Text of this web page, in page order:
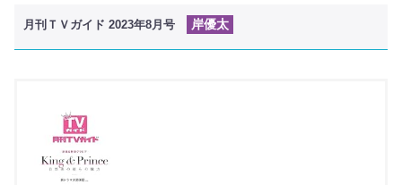
月刊ＴＶガイド 2023年8月号 岸優太